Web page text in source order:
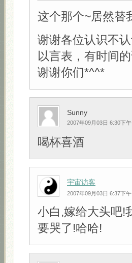
这个那个~居然替
谢谢各位认识不
以言表，有时间
谢谢你们*^^*
Sunny
2007年09月03日 6:30下午
喝杯喜酒
宇宙访客
2007年09月03日 6:37下午
小白,嫁给大头吧!
要哭了!哈哈!